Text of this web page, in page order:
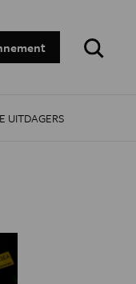
Zoeken:
UITDAGERS